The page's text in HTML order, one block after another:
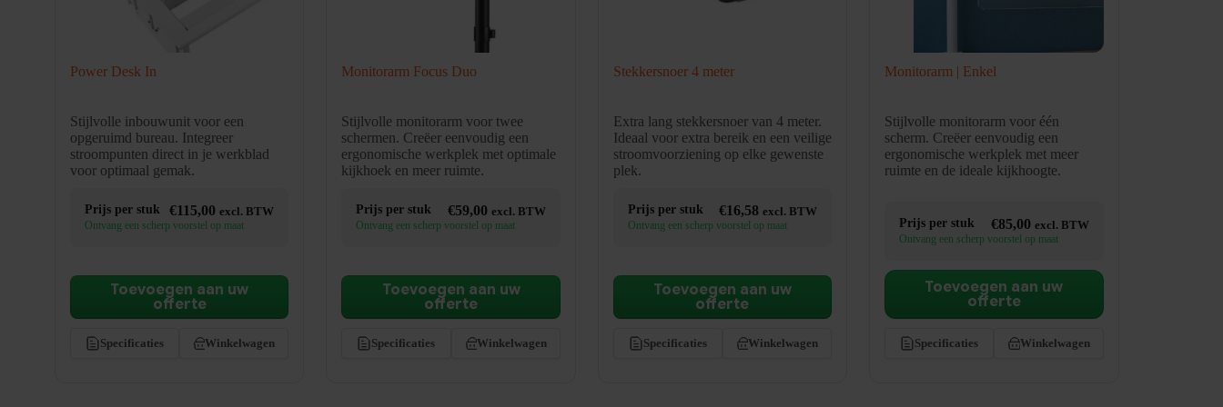
Power Desk In
Stijlvolle inbouwunit voor een
opgeruimd bureau. Integreer
stroompunten direct in je werkblad
voor optimaal gemak.
Prijs per stuk €115,00 excl. BTW
Ontvang een scherp voorstel op maat
Specificaties Winkelwagen
Toevoegen aan uw
offerte
Monitorarm Focus Duo
Stijlvolle monitorarm voor twee
schermen. Creëer eenvoudig een
ergonomische werkplek met optimale
kijkhoek en meer ruimte.
Prijs per stuk €59,00 excl. BTW
Ontvang een scherp voorstel op maat
Specificaties Winkelwagen
Toevoegen aan uw
offerte
Stekkersnoer 4 meter
Extra lang stekkersnoer van 4 meter.
Ideaal voor extra bereik en een veilige
stroomvoorziening op elke gewenste
plek.
Prijs per stuk €16,58 excl. BTW
Ontvang een scherp voorstel op maat
Specificaties Winkelwagen
Toevoegen aan uw
offerte
Monitorarm | Enkel
Stijlvolle monitorarm voor één
scherm. Creëer eenvoudig een
ergonomische werkplek met meer
ruimte en de ideale kijkhoogte.
Prijs per stuk €85,00 excl. BTW
Ontvang een scherp voorstel op maat
Specificaties Winkelwagen
Toevoegen aan uw
offerte